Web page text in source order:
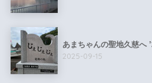
あまちゃんの聖地久慈へ
2025-09-15